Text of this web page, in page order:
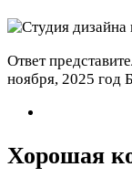
Ответ
ноября, 2025 год
Хорошая